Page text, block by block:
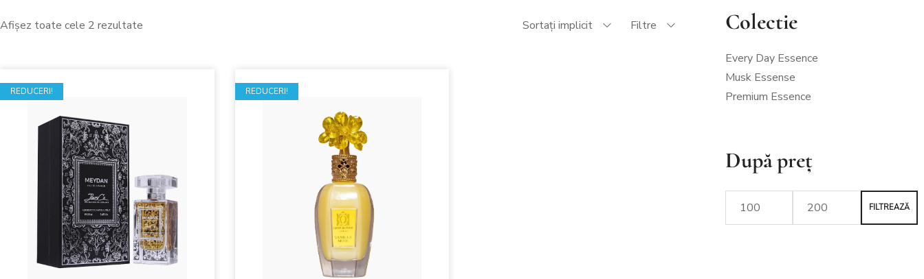
Afișez toate cele 2 rezultate Sortați implicit Filtre
REDUCERI! REDUCERI!
Colectie
Every Day Essence
Musk Essense
Premium Essence
După preț
FILTREAZĂ